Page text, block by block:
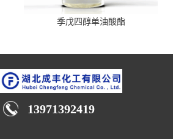
季戊四醇单油酸酯
13971392419